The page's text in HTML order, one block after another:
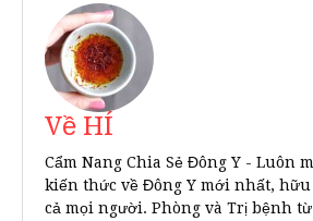
Về HÍ
Cẩm Nang Chia Sẻ Đông Y - Luôn
kiến thức về Đông Y mới nhất,
cả mọi người. Phòng và Trị bệnh